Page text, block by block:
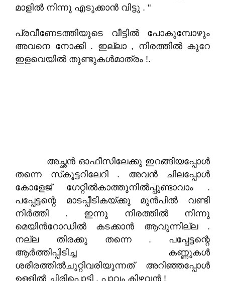
മാളിൽ നിന്നു എടുക്കാൻ വിട്ടു . "
പ്രവീണേടത്തിയുടെ വീട്ടിൽ പോകുമ്പോഴും
അവനെ നോക്കി . ഇല്ലാ , നിരത്തിൽ കുറേ
ഇളവെയിൽ തുണ്ടുകൾമാത്രം !.
അച്ഛൻ ഓഫീസിലേക്കു ഇറങ്ങിയപ്പോൾ
തന്നെ സ്‌കൂട്ടറിലേറി . അവൻ ചിലപ്പോൾ
കോളേജ് ഗേറ്റിൽകാത്തുനിൽപ്പുണ്ടാവാം .
പപ്പേട്ടന്റെ മാടപ്പീടികയ്ക്കു മുൻപിൽ വണ്ടി
നിർത്തി . ഇന്നു നിരത്തിൽ നിന്നു
മെയിൻറോഡിൽ കടക്കാൻ ആവുന്നില്ല .
നല്ല തിരക്കു തന്നെ . പപ്പേട്ടന്റെ
ആർത്തിപ്പിടിച്ച കണ്ണുകൾ
ശരീരത്തിൽചുറ്റിവരിയുന്നത് അറിഞ്ഞപ്പോൾ
ഉള്ളിൽ ചിരിപൊട്ടി . പാവം കിഴവൻ !